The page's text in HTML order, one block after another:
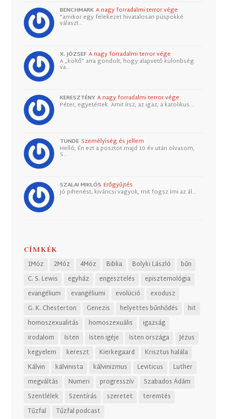
BENCHMARK A nagy forradalmi terror vége
"amikor egy felekezet hivatalosan püspökké
választ…
X. JÓZSEF A nagy forradalmi terror vége
A „költő” arra gondolt, hogy alapvető különbség
va…
KERESZTÉNY A nagy forradalmi terror vége
Péter, egyetértek. Amit írsz, az igaz, a katolikus…
TUNDE Személyiség és jellem
Helló, Én ezt a posztot majd 10 év után olvasom,
S…
SZALAI MIKLÓS Erőgyűjtés
Jó pihenést, kiváncsi vagyok, mit fogsz írni az ál…
CÍMKÉK
1Móz 2Móz 4Móz Biblia Bolyki László
bűn
C. S. Lewis
egyház engesztelés
episztemológia
evangélium
evangéliumi evolúció
exodusz
G. K. Chesterton
Genezis helyettes bűnhődés
hit
homoszexualitás
homoszexuális
igazság
irodalom
Isten Isten igéje Isten országa
Jézus
kegyelem
kereszt Kierkegaard
Krisztus halála
Kálvin
kálvinista kálvinizmus Leviticus
Luther
megváltás
Numeri progresszív
Szabados Ádám
Szentlélek
Szentírás szeretet
teremtés
Tűzfal
Tűzfal podcast